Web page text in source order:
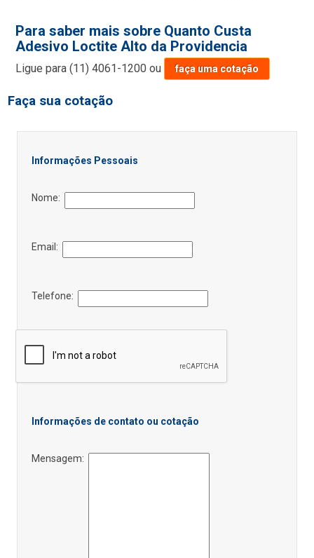
Para saber mais sobre Quanto Custa
Adesivo Loctite Alto da Providencia
Ligue para(11) 4061-1200 ou faça uma cotação
Faça sua cotação
Informações Pessoais
Nome:
Email:
Telefone:
Informações de contato ou cotação
Mensagem: